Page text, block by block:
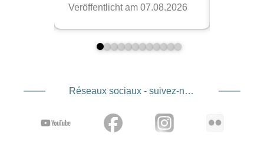
Réseaux sociaux - suivez-nous